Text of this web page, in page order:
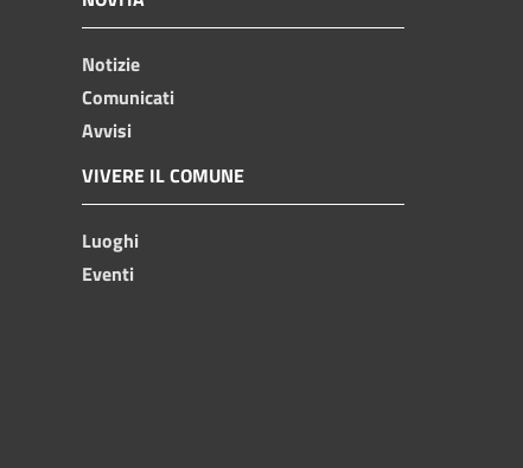
Notizie
Comunicati
Avvisi
VIVERE IL COMUNE
Luoghi
Eventi